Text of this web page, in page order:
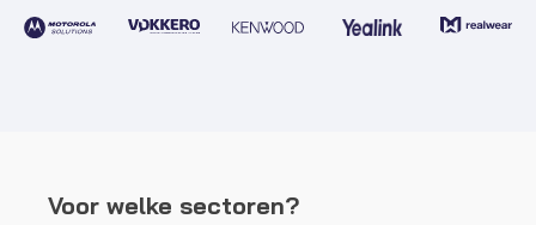
Voor welke sectoren?